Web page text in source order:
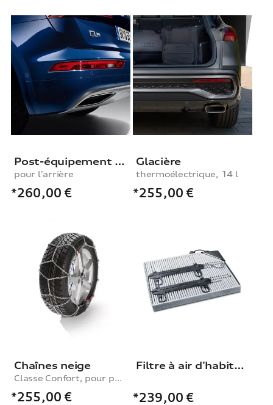
Post-équipement pour système d'aide au stationnement
pour l'arrière
*260,00 €
Glacière
thermoélectrique, 14 l
*255,00 €
Chaînes neige
Classe Confort, pour pneu de la taille 215/65 R16|225/60 R16|235/45 R18|245/40 R18
*255,00 €
Filtre à air d'habitacle électrique
*239,00 €